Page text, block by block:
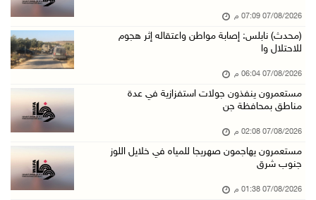
مستعمرون يهاجمون صهريجا للمياه في خلايل اللوز ...
مستعمرون يهاجمون مجددا تجمع الكعابنة شرق الطي ...
أسعار النفط تواصل الصعود وسط مخاوف بشأن مستقب ...
07/آب/2026 10:25 ص
الذهب يتجه لأفضل أداء أسبوعي منذ كانون الثاني
07/08/2026 07:09 م
(محدث) نابلس: إصابة مواطن واعتقاله إثر هجوم
للاحتلال وا
07/08/2026 06:04 م
مستعمرون ينفذون جولات استفزازية في عدة
مناطق بمحافظة جن
07/08/2026 02:08 م
مستعمرون يهاجمون صهريجا للمياه في خلايل اللوز
جنوب شرق
07/08/2026 01:38 م